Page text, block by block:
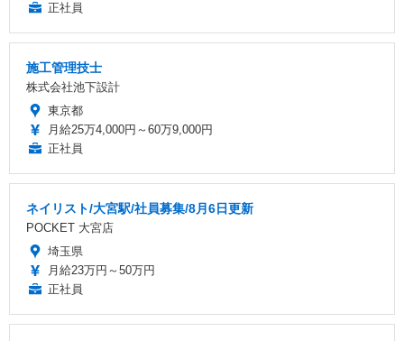
正社員
施工管理技士
株式会社池下設計
東京都
月給25万4,000円～60万9,000円
正社員
ネイリスト/大宮駅/社員募集/8月6日更新
POCKET 大宮店
埼玉県
月給23万円～50万円
正社員